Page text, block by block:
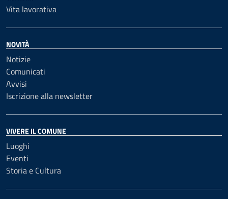
Vita lavorativa
NOVITÀ
Notizie
Comunicati
Avvisi
Iscrizione alla newsletter
VIVERE IL COMUNE
Luoghi
Eventi
Storia e Cultura